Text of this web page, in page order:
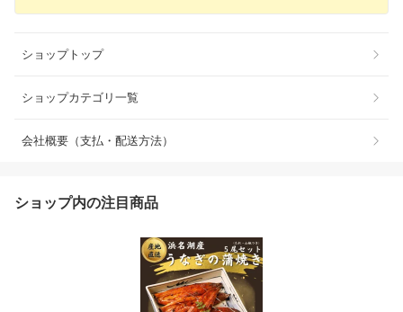
ショップトップ
ショップカテゴリ一覧
会社概要（支払・配送方法）
ショップ内の注目商品